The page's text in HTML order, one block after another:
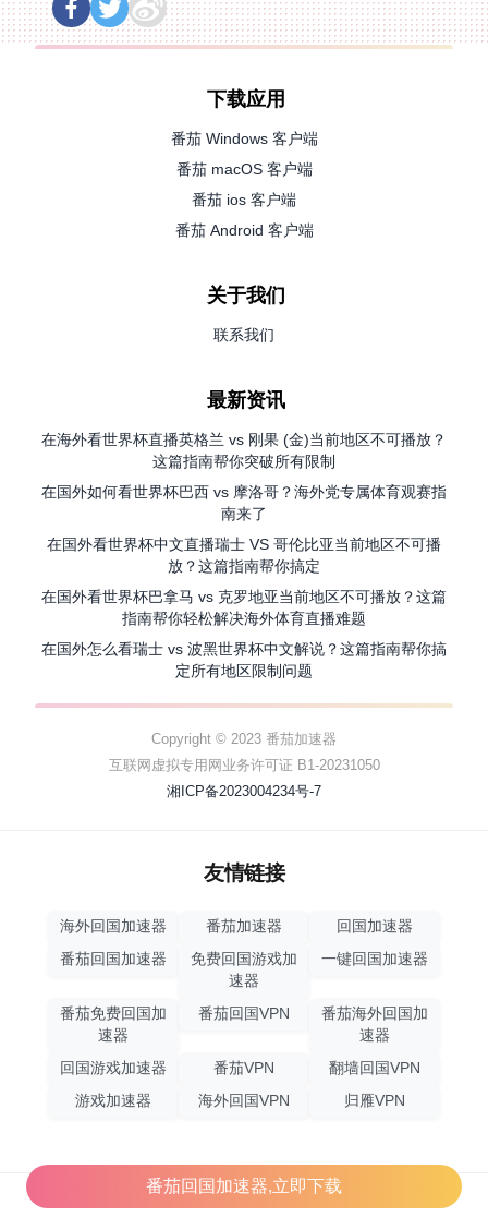
下载应用
番茄 Windows 客户端
番茄 macOS 客户端
番茄 ios 客户端
番茄 Android 客户端
关于我们
联系我们
最新资讯
在海外看世界杯直播英格兰 vs 刚果 (金)当前地区不可播放？
这篇指南帮你突破所有限制
在国外如何看世界杯巴西 vs 摩洛哥？海外党专属体育观赛指
南来了
在国外看世界杯中文直播瑞士 VS 哥伦比亚当前地区不可播
放？这篇指南帮你搞定
在国外看世界杯巴拿马 vs 克罗地亚当前地区不可播放？这篇
指南帮你轻松解决海外体育直播难题
在国外怎么看瑞士 vs 波黑世界杯中文解说？这篇指南帮你搞
定所有地区限制问题
Copyright © 2023 番茄加速器
互联网虚拟专用网业务许可证 B1-20231050
湘ICP备2023004234号-7
友情链接
海外回国加速器 番茄加速器
回国加速器
番茄回国加速器
免费回国游戏加
速器
一键回国加速器
番茄免费回国加
速器
番茄回国VPN
番茄海外回国加
速器
回国游戏加速器
番茄VPN
翻墙回国VPN
游戏加速器
海外回国VPN 归雁VPN
番茄回国加速器,立即下载